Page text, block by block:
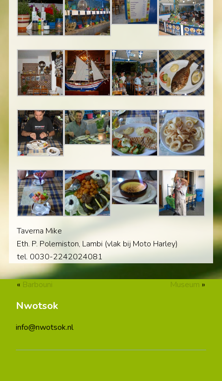
Taverna Mike
Eth. P. Polemiston, Lambi (vlak bij Moto Harley)
tel. 0030-2242024081
« Barbouni Museum »
Nwotsok
info@nwotsok.nl